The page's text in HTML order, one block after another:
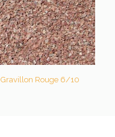
Gravillon Rouge 6/10